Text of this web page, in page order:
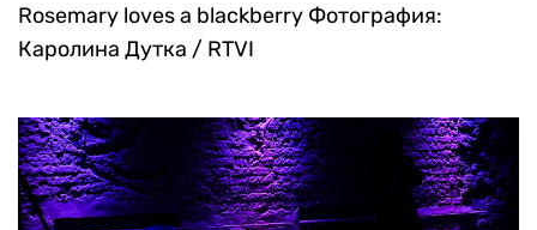
Rosemary loves a blackberry Фотография:
Каролина Дутка / RTVI